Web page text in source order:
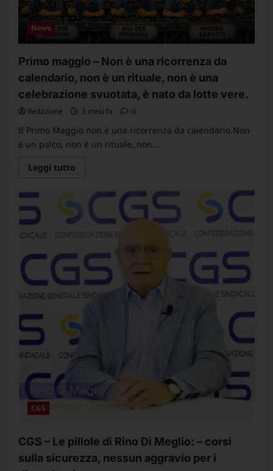
News
Primo maggio – Non è una ricorrenza da
calendario, non è un rituale, non è una
celebrazione svuotata, è nato da lotte vere.
Redazione 3 mesi fa 0
Il Primo Maggio non è una ricorrenza da calendario.Non
è un palco, non è un rituale, non...
Leggi tutto
Primo
maggio
–
ricorrenza
da
calendario,
non
è
un
non
è
una
celebrazione
svuotata,
vere.
CGS
CGS – Le pillole di Rino Di Meglio: – corsi
sulla sicurezza, nessun aggravio per i